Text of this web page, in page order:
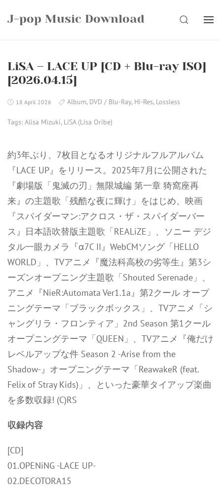
J-pop Music Download SEARCH
LiSA – LACE UP [CD + Blu-ray ISO]
[2026.04.15]
18 April 2026 Album, DVD / Blu-Ray, Hi-Res, Lossless
Tags: Alisa Mizuki, LiSA (Lisa Oribe)
約3年ぶり、7枚目となるオリジナルフルアルバム
『LACE UP』をリリース。2025年7月に公開された
『劇場版「鬼滅の刃」無限城編 第一章 猗窩座再
来』の主題歌「残酷な夜に輝け」をはじめ、映画
『スパイダーマン:アクロス・ザ・スパイダーバー
ス』日本語吹替版主題歌「REALiZE」、ソニー デジ
タル一眼カメラ『α7C II』WebCMソング「HELLO
WORLD」、TVアニメ『魔法科高校の劣等生』第3シ
ーズンオープニング主題歌「Shouted Serenade」、
アニメ『NieR:Automata Ver1.1a』第2クール オープ
ニングテーマ「ブラックボックス」、TVアニメ「シ
ャングリラ・フロンティア」2nd Season 第1クール
オープニングテーマ「QUEEN」、TVアニメ『俺だけ
レベルアップな件 Season 2 -Arise from the
Shadow-』オープニングテーマ「ReawakeR (feat.
Felix of Stray Kids)」、といった豪華タイアップ楽曲
を多数収録! (C)RS
収録内容
[CD]
01.OPENiNG -LACE UP-
02.DECOTORA15